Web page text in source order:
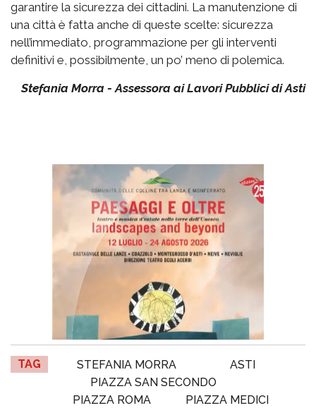
garantire la sicurezza dei cittadini. La manutenzione di
una città è fatta anche di queste scelte: sicurezza
nell’immediato, programmazione per gli interventi
definitivi e, possibilmente, un po’ meno di polemica.
Stefania Morra - Assessora ai Lavori Pubblici di Asti
TAG STEFANIA MORRA
ASTI
PIAZZA SAN SECONDO
PIAZZA ROMA
PIAZZA MEDICI